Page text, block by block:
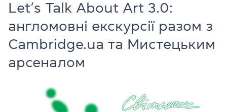
Let’s Talk About Art 3.0:
англомовні екскурсії разом з
Cambridge.ua та Мистецьким
арсеналом